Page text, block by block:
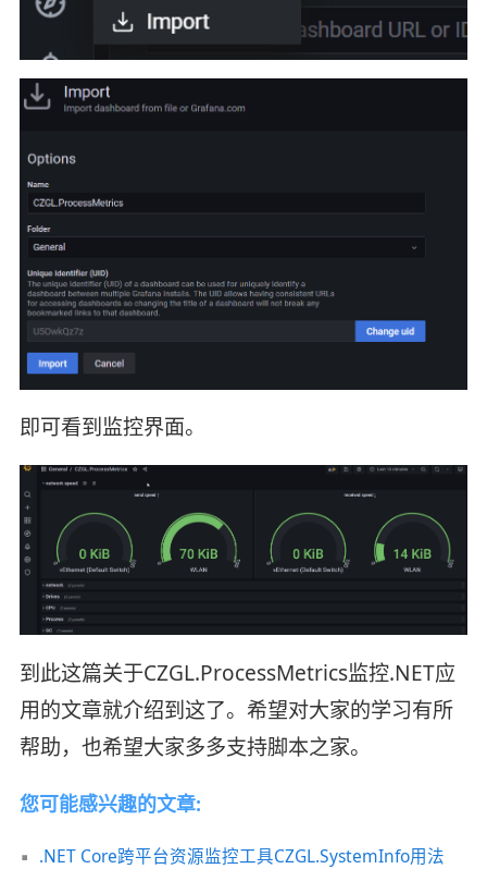
即可看到监控界面。
到此这篇关于CZGL.ProcessMetrics监控.NET应
用的文章就介绍到这了。希望对大家的学习有所
帮助，也希望大家多多支持脚本之家。
您可能感兴趣的文章:
.NET Core跨平台资源监控工具CZGL.SystemInfo用法